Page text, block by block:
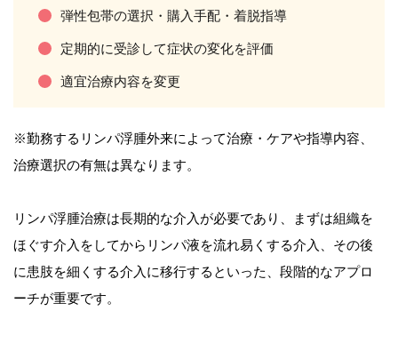
弾性包帯の選択・購入手配・着脱指導
定期的に受診して症状の変化を評価
適宜治療内容を変更
※勤務するリンパ浮腫外来によって治療・ケアや指導内容、
治療選択の有無は異なります。
リンパ浮腫治療は長期的な介入が必要であり、まずは組織を
ほぐす介入をしてからリンパ液を流れ易くする介入、その後
に患肢を細くする介入に移行するといった、段階的なアプロ
ーチが重要です。